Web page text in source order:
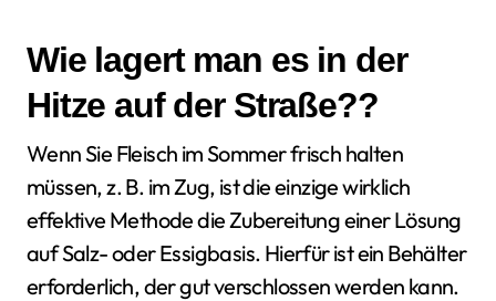
Wie lagert man es in der
Hitze auf der Straße??
Wenn Sie Fleisch im Sommer frisch halten
müssen, z. B. im Zug, ist die einzige wirklich
effektive Methode die Zubereitung einer Lösung
auf Salz- oder Essigbasis. Hierfür ist ein Behälter
erforderlich, der gut verschlossen werden kann.